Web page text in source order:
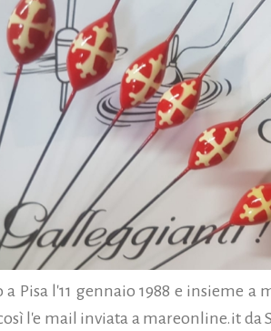
a Pisa l'11 gennaio 1988 e insieme a
l'e mail inviata a mareonline.it da